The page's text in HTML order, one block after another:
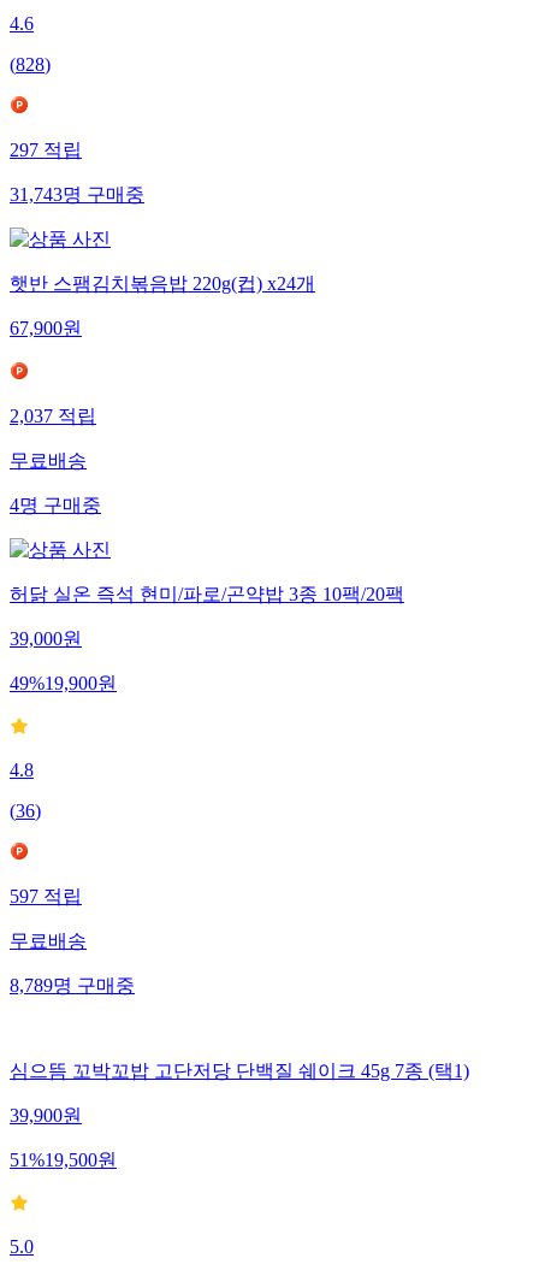
4.6
(828)
297적립
31,743명구매중
햇반 스팸김치볶음밥 220g(컵) x24개
67,900원
2,037적립
무료배송
4명구매중
허닭 실온 즉석 현미/파로/곤약밥 3종 10팩/20팩
39,000원
49%19,900원
4.8
(36)
597적립
무료배송
8,789명구매중
심으뜸 꼬박꼬밥 고단저당 단백질 쉐이크 45g 7종 (택1)
39,900원
51%19,500원
5.0